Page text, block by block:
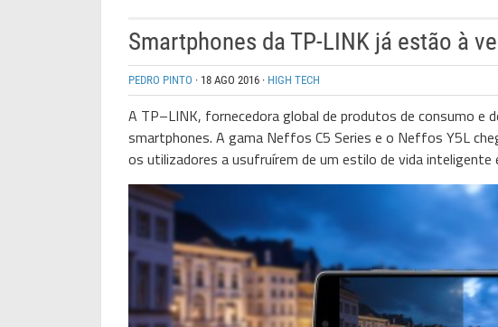
Smartphones da TP-LINK já estão à
PEDRO PINTO · 18 AGO 2016 · HIGH TECH
A TP–LINK, fornecedora global de produtos de consumo e
smartphones. A gama Neffos C5 Series e o Neffos Y5L
os utilizadores a usufruírem de um estilo de vida